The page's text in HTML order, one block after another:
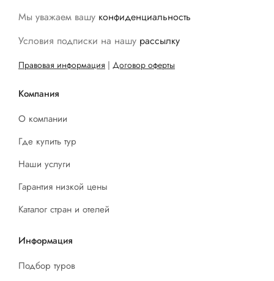
Мы уважаем вашу конфиденциальность
Условия подписки на нашу рассылку
Правовая информация | Договор оферты
Компания
О компании
Где купить тур
Наши услуги
Гарантия низкой цены
Каталог стран и отелей
Информация
Подбор туров